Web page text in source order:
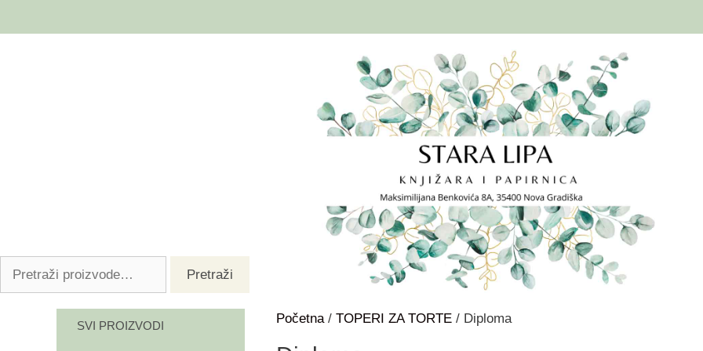
Pretraži
Početna/ TOPERI ZA TORTE / Diploma
SVI PROIZVODI